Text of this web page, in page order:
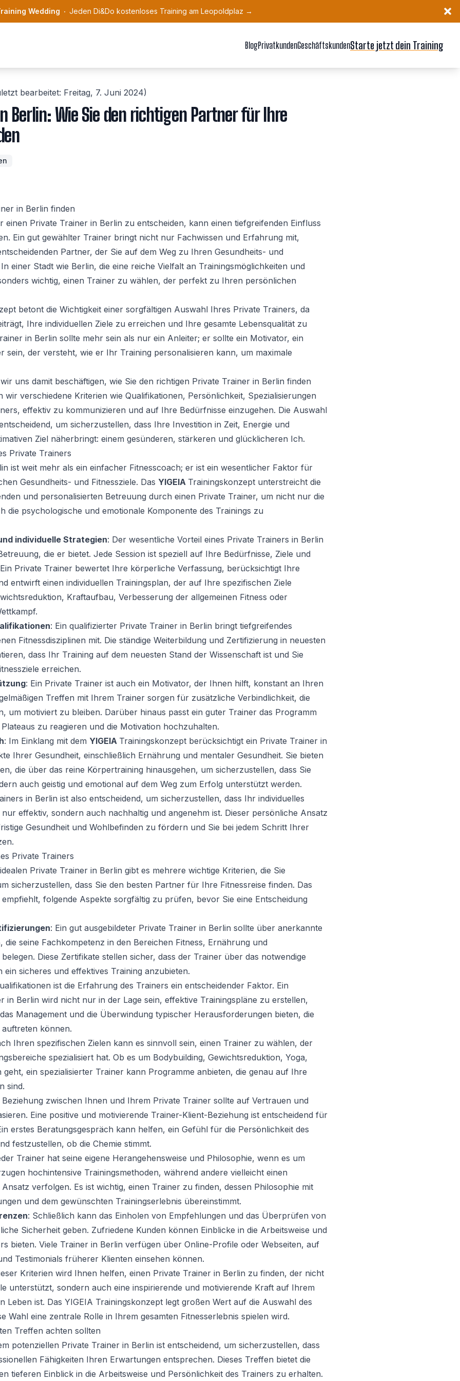
Wedding Jeden Di&Do kostenloses Training am Leopoldplaz →
BlogPrivatkundenGeschäftskundenStarte jetzt dein Training
bearbeitet: Freitag, 7. Juni 2024)
Berlin: Wie Sie den richtigen Partner für Ihre
in Berlin finden
einen Private Trainer in Berlin zu entscheiden, kann einen tiefgreifenden Einfluss
Ein gut gewählter Trainer bringt nicht nur Fachwissen und Erfahrung mit,
Partner, der Sie auf dem Weg zu Ihren Gesundheits- und
einer Stadt wie Berlin, die eine reiche Vielfalt an Trainingsmöglichkeiten und
wichtig, einen Trainer zu wählen, der perfekt zu Ihren persönlichen
betont die Wichtigkeit einer sorgfältigen Auswahl Ihres Private Trainers, da
Ihre individuellen Ziele zu erreichen und Ihre gesamte Lebensqualität zu
in Berlin sollte mehr sein als nur ein Anleiter; er sollte ein Motivator, ein
sein, der versteht, wie er Ihr Training personalisieren kann, um maximale
uns damit beschäftigen, wie Sie den richtigen Private Trainer in Berlin finden
wir verschiedene Kriterien wie Qualifikationen, Persönlichkeit, Spezialisierungen
effektiv zu kommunizieren und auf Ihre Bedürfnisse einzugehen. Die Auswahl
um sicherzustellen, dass Ihre Investition in Zeit, Energie und
Ziel näherbringt: einem gesünderen, stärkeren und glücklicheren Ich.
Private Trainers
ist weit mehr als ein einfacher Fitnesscoach; er ist ein wesentlicher Faktor für
Gesundheits- und Fitnessziele. Das YIGEIA Trainingskonzept unterstreicht die
und personalisierten Betreuung durch einen Private Trainer, um nicht nur die
die psychologische und emotionale Komponente des Trainings zu
individuelle Strategien: Der wesentliche Vorteil eines Private Trainers in Berlin
die er bietet. Jede Session ist speziell auf Ihre Bedürfnisse, Ziele und
Private Trainer bewertet Ihre körperliche Verfassung, berücksichtigt Ihre
entwirft einen individuellen Trainingsplan, der auf Ihre spezifischen Ziele
Kraftaufbau, Verbesserung der allgemeinen Fitness oder
: Ein qualifizierter Private Trainer in Berlin bringt tiefgreifendes
Fitnessdisziplinen mit. Die ständige Weiterbildung und Zertifizierung in neuesten
dass Ihr Training auf dem neuesten Stand der Wissenschaft ist und Sie
erreichen.
: Ein Private Trainer ist auch ein Motivator, der Ihnen hilft, konstant an Ihren
Treffen mit Ihrem Trainer sorgen für zusätzliche Verbindlichkeit, die
um motiviert zu bleiben. Darüber hinaus passt ein guter Trainer das Programm
zu reagieren und die Motivation hochzuhalten.
: Im Einklang mit dem YIGEIA Trainingskonzept berücksichtigt ein Private Trainer in
Ihrer Gesundheit, einschließlich Ernährung und mentaler Gesundheit. Sie bieten
die über das reine Körpertraining hinausgehen, um sicherzustellen, dass Sie
auch geistig und emotional auf dem Weg zum Erfolg unterstützt werden.
in Berlin ist also entscheidend, um sicherzustellen, dass Ihr individuelles
effektiv, sondern auch nachhaltig und angenehm ist. Dieser persönliche Ansatz
Gesundheit und Wohlbefinden zu fördern und Sie bei jedem Schritt Ihrer
Private Trainers
Private Trainer in Berlin gibt es mehrere wichtige Kriterien, die Sie
sicherzustellen, dass Sie den besten Partner für Ihre Fitnessreise finden. Das
folgende Aspekte sorgfältig zu prüfen, bevor Sie eine Entscheidung
: Ein gut ausgebildeter Private Trainer in Berlin sollte über anerkannte
seine Fachkompetenz in den Bereichen Fitness, Ernährung und
Diese Zertifikate stellen sicher, dass der Trainer über das notwendige
sicheres und effektives Training anzubieten.
ist die Erfahrung des Trainers ein entscheidender Faktor. Ein
in Berlin wird nicht nur in der Lage sein, effektive Trainingspläne zu erstellen,
Management und die Überwindung typischer Herausforderungen bieten, die
können.
Ihren spezifischen Zielen kann es sinnvoll sein, einen Trainer zu wählen, der
spezialisiert hat. Ob es um Bodybuilding, Gewichtsreduktion, Yoga,
geht, ein spezialisierter Trainer kann Programme anbieten, die genau auf Ihre
sind.
Beziehung zwischen Ihnen und Ihrem Private Trainer sollte auf Vertrauen und
Eine positive und motivierende Trainer-Klient-Beziehung ist entscheidend für
erstes Beratungsgespräch kann helfen, ein Gefühl für die Persönlichkeit des
festzustellen, ob die Chemie stimmt.
Trainer hat seine eigene Herangehensweise und Philosophie, wenn es um
hochintensive Trainingsmethoden, während andere vielleicht einen
verfolgen. Es ist wichtig, einen Trainer zu finden, dessen Philosophie mit
und dem gewünschten Trainingserlebnis übereinstimmt.
: Schließlich kann das Einholen von Empfehlungen und das Überprüfen von
Sicherheit geben. Zufriedene Kunden können Einblicke in die Arbeitsweise und
bieten. Viele Trainer in Berlin verfügen über Online-Profile oder Webseiten, auf
Testimonials früherer Klienten einsehen können.
Kriterien wird Ihnen helfen, einen Private Trainer in Berlin zu finden, der nicht
unterstützt, sondern auch eine inspirierende und motivierende Kraft auf Ihrem
Leben ist. Das YIGEIA Trainingskonzept legt großen Wert auf die Auswahl des
Wahl eine zentrale Rolle in Ihrem gesamten Fitnesserlebnis spielen wird.
Treffen achten sollten
potenziellen Private Trainer in Berlin ist entscheidend, um sicherzustellen, dass
Fähigkeiten Ihren Erwartungen entsprechen. Dieses Treffen bietet die
tieferen Einblick in die Arbeitsweise und Persönlichkeit des Trainers zu erhalten.